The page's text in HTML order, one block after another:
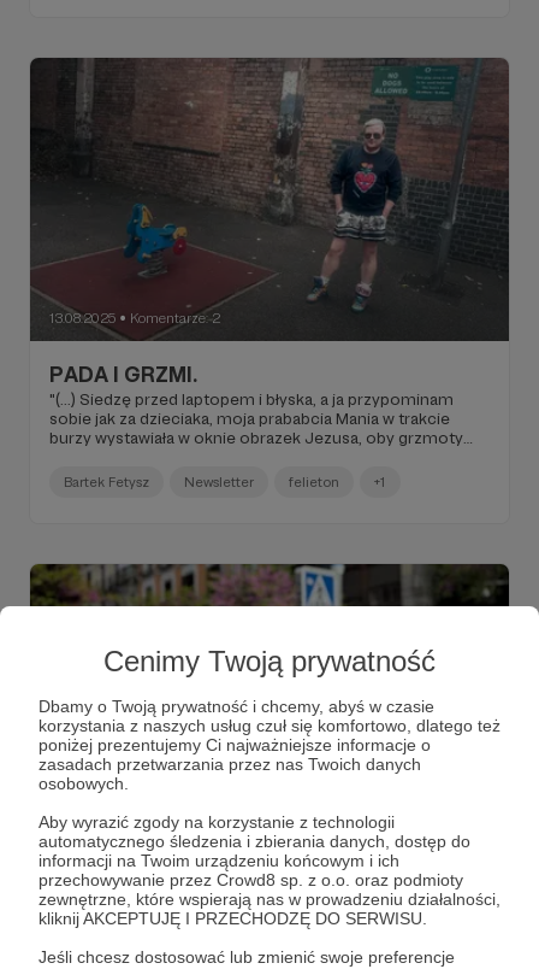
Cenimy Twoją prywatność
Dbamy o Twoją prywatność i chcemy, abyś w czasie
korzystania z naszych usług czuł się komfortowo, dlatego też
poniżej prezentujemy Ci najważniejsze informacje o
zasadach przetwarzania przez nas Twoich danych
osobowych.
Aby wyrazić zgody na korzystanie z technologii
automatycznego śledzenia i zbierania danych, dostęp do
informacji na Twoim urządzeniu końcowym i ich
przechowywanie przez Crowd8 sp. z o.o. oraz podmioty
zewnętrzne, które wspierają nas w prowadzeniu działalności,
kliknij AKCEPTUJĘ I PRZECHODZĘ DO SERWISU.
Jeśli chcesz dostosować lub zmienić swoje preferencje
wyglądałem jak skrzyżowanie tych najbardziej
narcystycznych, ale bez domieszki pojebania (...)".
13.08.2025 ● Komentarze: 2
PADA I GRZMI.
"(...) Siedzę przed laptopem i błyska, a ja przypominam
sobie jak za dzieciaka, moja prababcia Mania w trakcie
burzy wystawiała w oknie obrazek Jezusa, oby grzmoty
pierdolnął w dach i spłonęła jej cała chata, a jakiegoś
innego sąsiada to nawet zabił. Od dziecka karmiła mnie
Bartek Fetysz Newsletter felieton +1
07.08.2025 ● Komentarze: 2
IDĄ ZMIANY!
"(...) co niektórzy robiąc z siebie debili w sieci, kupują za
gotówkę mieszkania, a inni, zdolni i utalentowani ledwo
się czy przyjdą. I marnieją, kiedy powinni kwitnąć. Nie chcę